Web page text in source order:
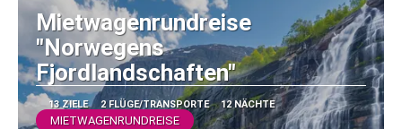
Mietwagenrundreise
"Norwegens
Fjordlandschaften"
13 ZIELE 2 FLÜGE/TRANSPORTE 12 NÄCHTE
MIETWAGENRUNDREISE